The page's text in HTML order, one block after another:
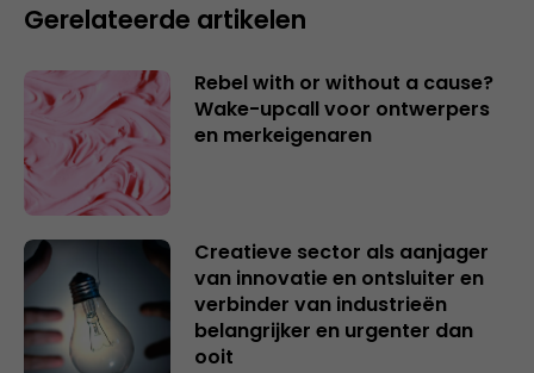
Gerelateerde artikelen
Rebel with or without a cause?
Wake-upcall voor ontwerpers
en merkeigenaren
Creatieve sector als aanjager
van innovatie en ontsluiter en
verbinder van industrieën
belangrijker en urgenter dan
ooit